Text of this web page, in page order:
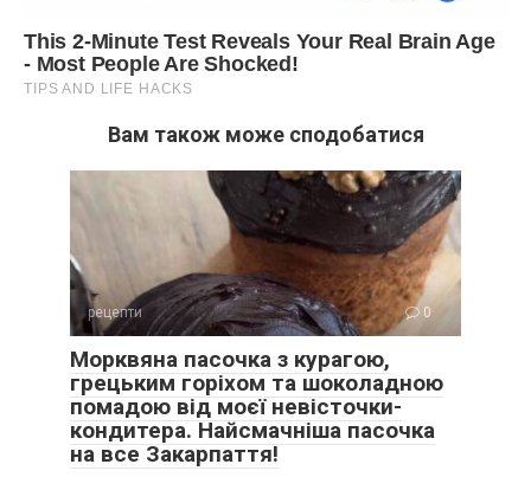
Вам також може сподобатися
рецепти 0
Морквяна пасочка з курагою,
грецьким горіхом та шоколадною
помадою від моєї невісточки-
кондитера. Найсмачніша пасочка
на все Закарпаття!